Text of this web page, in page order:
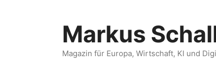
Markus
Magazin für Europa, Wirtschaft, KI und